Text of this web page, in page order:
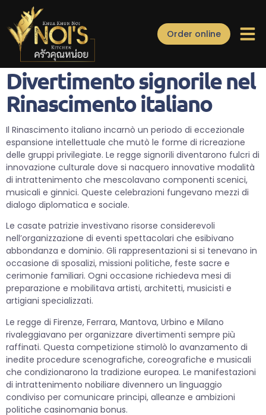
Order online
Divertimento signorile
nel Rinascimento italiano
Divertimento signorile nel
Rinascimento italiano
Il Rinascimento italiano incarnò un periodo di eccezionale
espansione intellettuale che mutò le forme di ricreazione
delle gruppi privilegiate. Le regge signorili diventarono fulcri di
innovazione culturale dove si nacquero innovative modalità
di intrattenimento che mescolavano componenti scenici,
musicali e ginnici. Queste celebrazioni fungevano mezzi di
dialogo diplomatica e sociale.
Le casate patrizie investivano risorse considerevoli
nell’organizzazione di eventi spettacolari che esibivano
abbondanza e dominio. Gli rappresentazioni si si tenevano in
occasione di sposalizi, missioni politiche, feste sacre e
cerimonie familiari. Ogni occasione richiedeva mesi di
preparazione e mobilitava artisti, architetti, musicisti e
artigiani specializzati.
Le regge di Firenze, Ferrara, Mantova, Urbino e Milano
rivaleggiavano per organizzare divertimenti sempre più
raffinati. Questa competizione stimolò lo avanzamento di
inedite procedure scenografiche, coreografiche e musicali
che condizionarono la tradizione europea. Le manifestazioni
di intrattenimento nobiliare divennero un linguaggio
condiviso per comunicare principi, alleanze e ambizioni
politiche casinomania bonus.